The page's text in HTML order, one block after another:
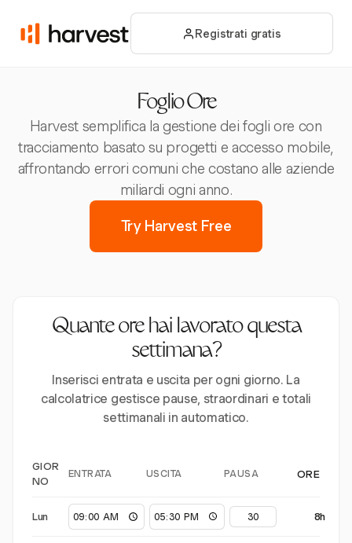
Registrati gratis
Foglio Ore
Harvest semplifica la gestione dei fogli ore con
tracciamento basato su progetti e accesso mobile,
affrontando errori comuni che costano alle aziende
miliardi ogni anno.
Try Harvest Free
Quante ore hai lavorato questa
settimana?
Inserisci entrata e uscita per ogni giorno. La
calcolatrice gestisce pause, straordinari e totali
settimanali in automatico.
GIOR
NO
ENTRATA USCITA PAUSA ORE
Lun 8h